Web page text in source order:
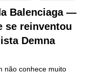
Balenciaga —
se reinventou
Demna
não conhece muito